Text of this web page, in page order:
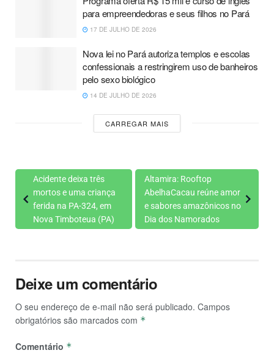
para empreendedoras e seus filhos no Pará
17 DE JULHO DE 2026
Nova lei no Pará autoriza templos e escolas
confessionais a restringirem uso de banheiros
pelo sexo biológico
14 DE JULHO DE 2026
CARREGAR MAIS
Acidente deixa três
mortos e uma criança
ferida na PA-324, em
Nova Timboteua (PA)
Altamira: Rooftop
AbelhaCacau reúne amor
e sabores amazônicos no
Dia dos Namorados
Deixe um comentário
O seu endereço de e-mail não será publicado. Campos
obrigatórios são marcados com *
Comentário *